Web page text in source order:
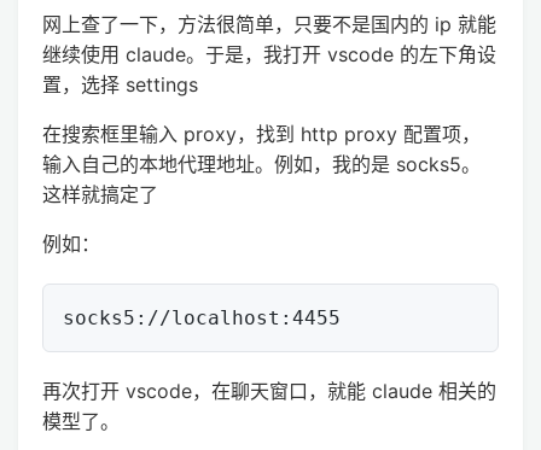
网上查了一下，方法很简单，只要不是国内的 ip 就能
继续使用 claude。于是，我打开 vscode 的左下角设
置，选择 settings
在搜索框里输入 proxy，找到 http proxy 配置项，
输入自己的本地代理地址。例如，我的是 socks5。
这样就搞定了
例如：
再次打开 vscode，在聊天窗口，就能 claude 相关的
模型了。